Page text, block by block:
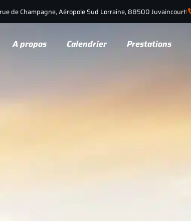
de Champagne, Aéropole Sud Lorraine, 88500 Juvaincourt
A propos Calendrier Prestations